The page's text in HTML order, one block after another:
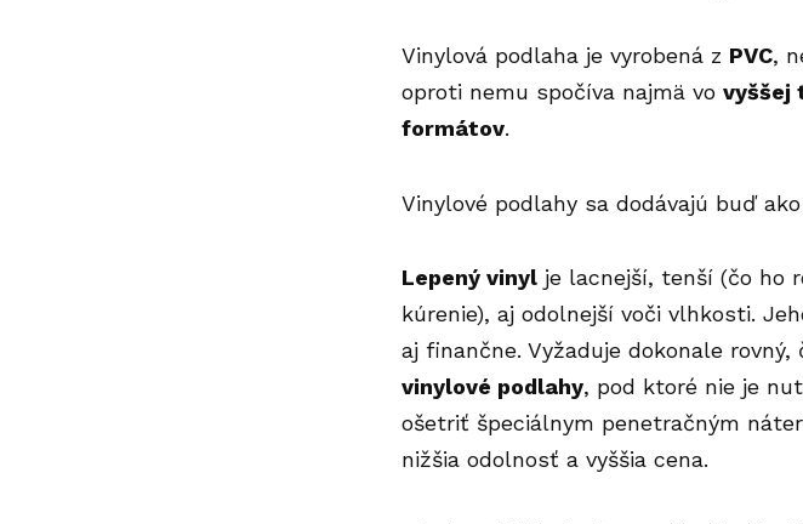
Vinylová podlaha je vyrobená z PVC,
oproti nemu spočíva najmä vo vyššej
formátov.
Vinylové podlahy sa dodávajú buď ako
Lepený vinyl je lacnejší, tenší (čo ho
kúrenie), aj odolnejší voči vlhkosti.
aj finančne. Vyžaduje dokonale
vinylové podlahy, pod ktoré nie je
ošetriť špeciálnym penetračným
nižšia odolnosť a vyššia cena.